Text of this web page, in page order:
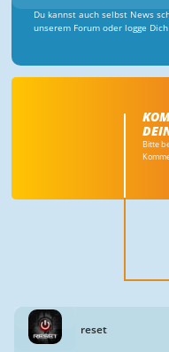
Du kannst auch selbst News
unserem Forum oder logge
Bitte
reset